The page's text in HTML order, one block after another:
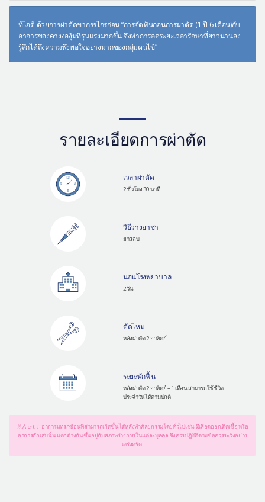
ที่ไอดี ด้วยการผ่าตัดขากรรไกรก่อน “การจัดฟันก่อนการผ่าตัด (1 ปี 6 เดือน)กับ
อาการของคางงองุ้มที่รุนแรงมากขึ้น จึงทำการลดระยะเวลารักษาที่ยาวนานลง
รู้สึกได้ถึงความพึงพอใจอย่างมากของกลุ่มคนไข้”
รายละเอียดการผ่าตัด
เวลาผ่าตัด
2 ชั่วโมง 30 นาที
วิธีวางยาชา
ยาสลบ
นอนโรงพยาบาล
2 วัน
ตัดไหม
หลังผ่าตัด 2 อาทิตย์
ระยะพักฟื้น
หลังผ่าตัด 2 อาทิตย์ – 1 เดือน สามารถใช้ชีวิต
ประจำวันได้ตามปกติ
※ Alert： อาการแทรกซ้อนที่สามารถเกิดขึ้นได้หลังทำศัลยกรรมโดยทั่วไปเช่น มีเลือดออก,ติดเชื้อ หรือ
อาการอักเสบนั้น แตกต่างกันขึ้นอยู่กับสภาพร่างกายในแต่ละบุคคล จึงควรปฏิบัติตามข้อควรระวังอย่าง
เคร่งครัด.